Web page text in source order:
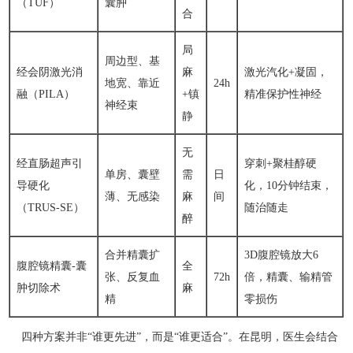
合
经会阴激光消
融（PILA）
周边型、基
地宽、靠近
神经束
局
麻
+镇
静
24h
激光汽化+凝固，
精准保护性神经
经直肠超声引
导硬化
（TRUS-SE）
单房、囊壁
薄、无感染
无
需
麻
醉
日
间
穿刺+聚桂醇硬
化，10分钟结束，
随治随走
腹腔镜精囊-囊
肿切除术
合并精囊扩
张、反复血
精
全
麻
72h
3D腹腔镜放大6
倍，精囊、输精管
零损伤
四种方案并非“谁更先进”，而是“谁更适合”。在昆明，医生会结合